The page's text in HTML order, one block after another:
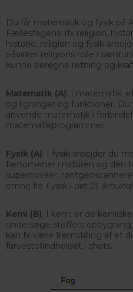
Du får matematik og fysik på
Fællesfagene (fx religion,
historie, religion og fysik
påvirker religions rolle i
kunne beregne retning og
Matematik (A): I matematik
og ligninger og funktioner.
anvende matematik i
matematikprogrammer.
Fysik (A): I fysik arbejder du
fænomener i naturen og den
supernovaer,
emne fra Fysik i det 21.
Kemi (B): I kemi er de
undersøge stoffers
kan fx være fremstilling af et
farvestofindholdet i shots.